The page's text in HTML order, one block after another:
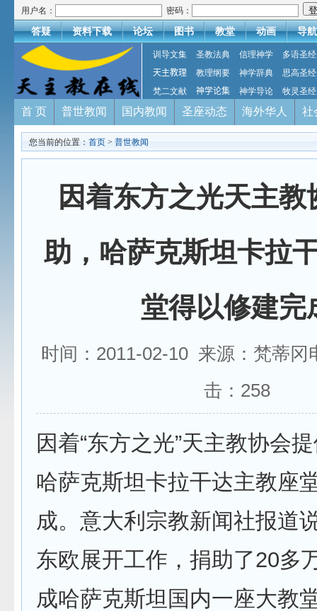
用户名： 密码：
答疑 资料下载 论坛 图书 教堂 动画 导航
训导文集 圣教法典 信理神学
多语圣经
天主教理
教理纲要 神学辞典
思高圣经
梵二文献
神学论集 神学导论 牧灵圣经
首 页 普世教闻 国内教闻 圣座动态 海外华人 社
您当前的位置： 首页 > 普世教闻
因着东方之光天主教
助，哈萨克斯坦卡拉
堂得以修建完
时间：2011-02-10 来源：梵蒂
击： 258
因着“东方之光”天主教协会
哈萨克斯坦卡拉干达主教座
成。意大利宗教新闻社报道
东欧展开工作，捐助了20多
成哈萨克斯坦国内一座大教